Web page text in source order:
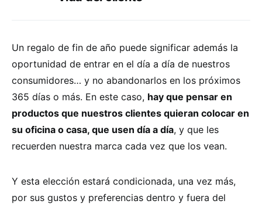
Un regalo de fin de año puede significar además la
oportunidad de entrar en el día a día de nuestros
consumidores… y no abandonarlos en los próximos
365 días o más. En este caso, hay que pensar en
productos que nuestros clientes quieran colocar en
su oficina o casa, que usen día a día, y que les
recuerden nuestra marca cada vez que los vean.
Y esta elección estará condicionada, una vez más,
por sus gustos y preferencias dentro y fuera del